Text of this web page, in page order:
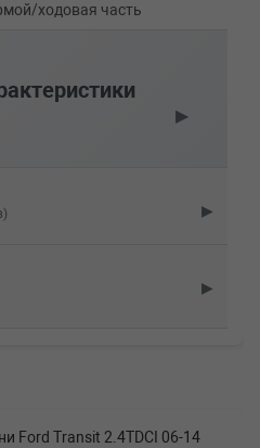
ходовая часть
автобус
л.с. (2006-н.в.) 115 л.с. (2006-04-
▶
▶
▶
Ford Transit 2.4TDCI 06-14